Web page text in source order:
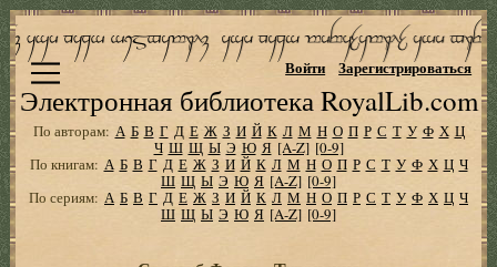
Электронная библиотека RoyalLib.com
Войти Зарегистрироваться
По авторам: А Б В Г Д Е Ж З И Й К Л М Н О П Р С Т У Ф Х Ц
Ч Ш Щ Ы Э Ю Я [A-Z] [0-9]
По книгам: А Б В Г Д Е Ж З И Й К Л М Н О П Р С Т У Ф Х Ц Ч
Ш Щ Ы Э Ю Я [A-Z] [0-9]
По сериям: А Б В Г Д Е Ж З И Й К Л М Н О П Р С Т У Ф Х Ц Ч
Ш Щ Ы Э Ю Я [A-Z] [0-9]